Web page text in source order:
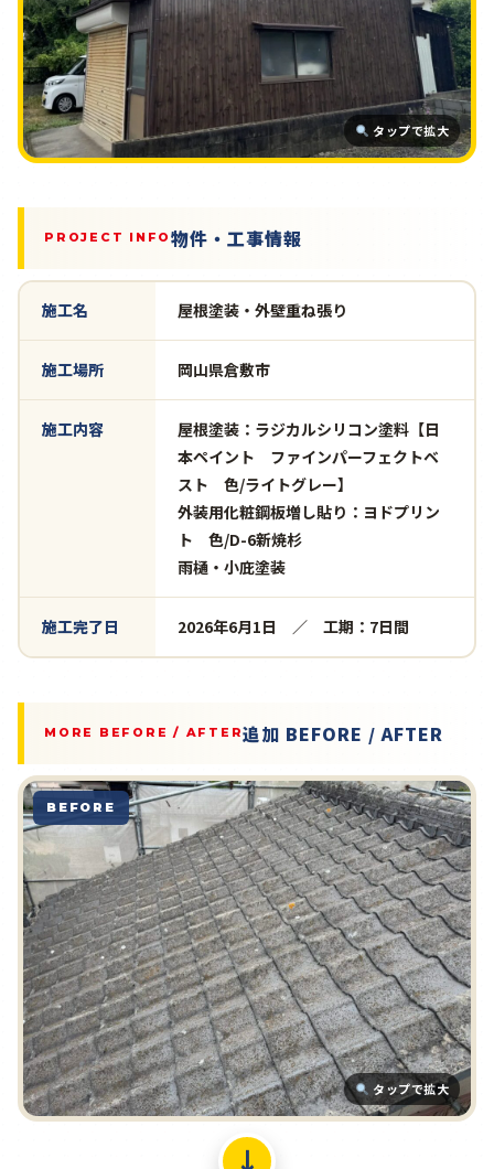
タップで拡大
PROJECT INFO物件・工事情報
施工名 屋根塗装・外壁重ね張り
施工場所 岡山県倉敷市
施工内容
屋根塗装：ラジカルシリコン塗料【日
本ペイント ファインパーフェクトベ
スト 色/ライトグレー】
外装用化粧鋼板増し貼り：ヨドプリン
ト 色/D-6新焼杉
雨樋・小庇塗装
施工完了日 2026年6月1日 ／ 工期：7日間
MORE BEFORE / AFTER追加 BEFORE / AFTER
タップで拡大
BEFORE
↓